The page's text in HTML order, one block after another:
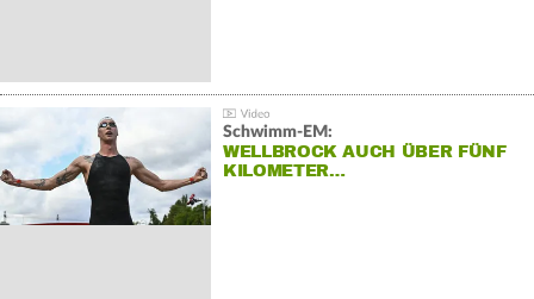
Schwimm-EM:
WELLBROCK AUCH ÜBER FÜNF
KILOMETER…